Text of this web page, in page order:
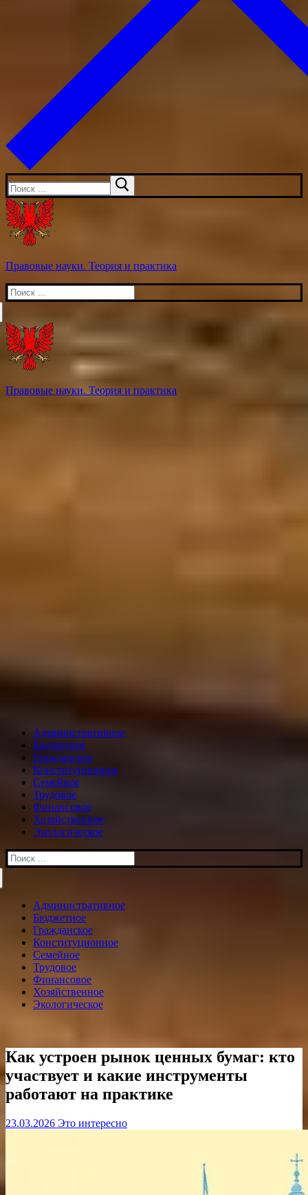
Искать:
Правовые науки. Теория и практика
Искать:
Правовые науки. Теория и практика
Административное
Бюджетное
Гражданское
Конституционное
Семейное
Трудовое
Финансовое
Хозяйственное
Экологическое
Искать:
Административное
Бюджетное
Гражданское
Конституционное
Семейное
Трудовое
Финансовое
Хозяйственное
Экологическое
Как устроен рынок ценных бумаг: кто
участвует и какие инструменты
работают на практике
23.03.2026 Это интересно